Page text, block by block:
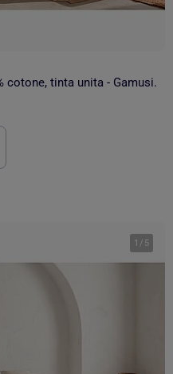
cotone, tinta unita - Gamusi.
1 / 5